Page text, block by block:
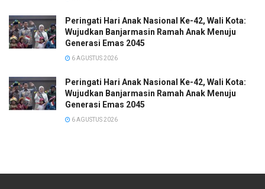
Peringati Hari Anak Nasional Ke-42, Wali Kota:
Wujudkan Banjarmasin Ramah Anak Menuju
Generasi Emas 2045
6 AGUSTUS 2026
Peringati Hari Anak Nasional Ke-42, Wali Kota:
Wujudkan Banjarmasin Ramah Anak Menuju
Generasi Emas 2045
6 AGUSTUS 2026